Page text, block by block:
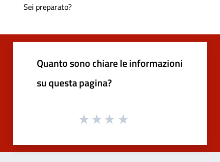
Sei preparato?
Quanto sono chiare le informazioni
su questa pagina?